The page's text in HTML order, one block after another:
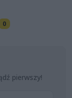
0
pierwszy!